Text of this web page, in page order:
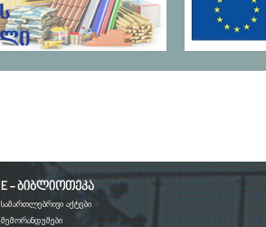
E - ბიბლიოთეკა
სამართლებრივი აქტები
მემორანდუმები